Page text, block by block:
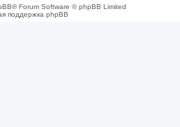
Forum Software © phpBB Limited
поддержка phpBB